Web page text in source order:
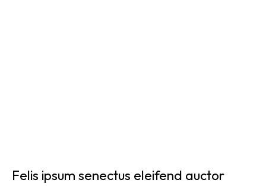
Felis ipsum senectus eleifend auctor